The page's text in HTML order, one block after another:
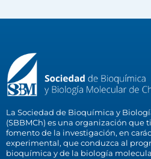
La Sociedad de Bioquímica y
(SBBMCh) es una organización que
fomento de la investigación, en
experimental, que conduzca al
bioquímica y de la biología